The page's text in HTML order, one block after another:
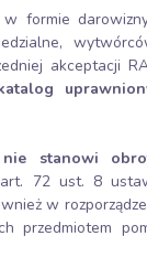
w formie
akceptacji
nie stanowi
72 ust. 8
w
przedmiotem